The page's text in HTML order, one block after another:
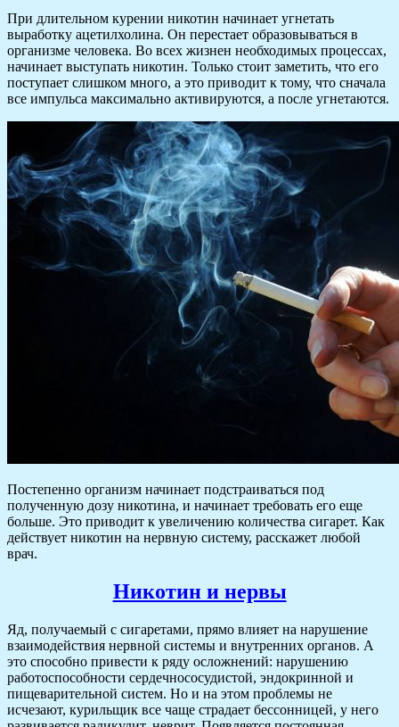
При длительном курении никотин начинает угнетать
выработку ацетилхолина. Он перестает образовываться в
организме человека. Во всех жизнен необходимых процессах,
начинает выступать никотин. Только стоит заметить, что его
поступает слишком много, а это приводит к тому, что сначала
все импульса максимально активируются, а после угнетаются.
Постепенно организм начинает подстраиваться под
полученную дозу никотина, и начинает требовать его еще
больше. Это приводит к увеличению количества сигарет. Как
действует никотин на нервную систему, расскажет любой
врач.
Никотин и нервы
Яд, получаемый с сигаретами, прямо влияет на нарушение
взаимодействия нервной системы и внутренних органов. А
это способно привести к ряду осложнений: нарушению
работоспособности сердечнососудистой, эндокринной и
пищеварительной систем. Но и на этом проблемы не
исчезают, курильщик все чаще страдает бессонницей, у него